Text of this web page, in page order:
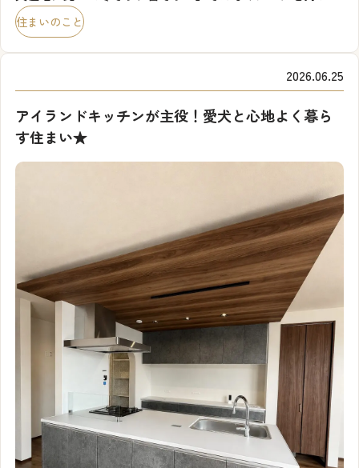
いませんか？ 現在建築中の美都住販の建売住宅は「断熱等級
6」をクリアした住宅です。 冬暖かく、夏涼しい快適性、
[…]
住まいのこと
2026.06.25
アイランドキッチンが主役！愛犬と心地よく暮ら
す住まい★